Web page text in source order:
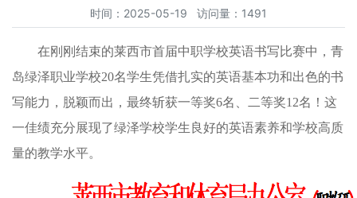
时间：2025-05-19 访问量：1491
在刚刚结束的莱西市首届中职学校英语书写比赛中，青
岛绿泽职业学校20名学生凭借扎实的英语基本功和出色的书
写能力，脱颖而出，最终斩获一等奖6名、二等奖12名！这
一佳绩充分展现了绿泽学校学生良好的英语素养和学校高质
量的教学水平。